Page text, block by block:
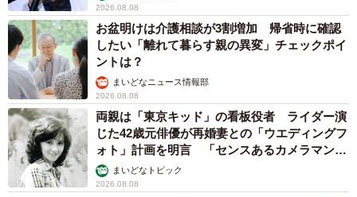
2026.08.08
お盆明けは介護相談が3割増加 帰省時に確認
したい「離れて暮らす親の異変」チェックポイ
ントは？
まいどなニュース情報部
2026.08.08
両親は「東京キッド」の看板役者 ライダー演
じた42歳元俳優が再婚妻との「ウエディングフ
ォト」計画を明言 「センスあるカメラマン求
む」まいどなトピック
2026.08.08